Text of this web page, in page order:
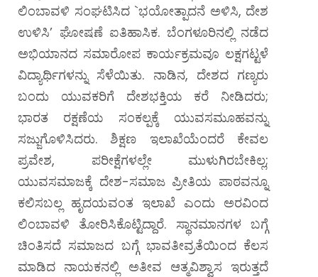
ಲಿಂಬಾವಳಿ ಸಂಘಟಿಸಿದ `ಭಯೋತ್ಪಾದನೆ ಅಳಿಸಿ, ದೇಶ
ಉಳಿಸಿ’ ಘೋಷಣೆ ಐತಿಹಾಸಿಕ. ಬೆಂಗಳೂರಿನಲ್ಲಿ ನಡೆದ
ಅಭಿಯಾನದ ಸಮಾರೋಪ ಕಾರ್ಯಕ್ರಮವೂ ಲಕ್ಷಗಟ್ಟಳೆ
ವಿದ್ಯಾರ್ಥಿಗಳನ್ನು ಸೆಳೆಯಿತು. ನಾಡಿನ, ದೇಶದ ಗಣ್ಯರು
ಬಂದು ಯುವಕರಿಗೆ ದೇಶಭಕ್ತಿಯ ಕರೆ ನೀಡಿದರು;
ಭಾರತ ರಕ್ಷಣೆಯ ಸಂಕಲ್ಪಕ್ಕೆ ಯುವಸಮೂಹವನ್ನು
ಸಜ್ಜುಗೊಳಿಸಿದರು. ಶಿಕ್ಷಣ ಇಲಾಖೆಯೆಂದರೆ ಕೇವಲ
ಪ್ರವೇಶ, ಪರೀಕ್ಷೆಗಳಲ್ಲೇ ಮುಳುಗಿರಬೇಕಿಲ್ಲ;
ಯುವಸಮಾಜಕ್ಕೆ ದೇಶ-ಸಮಾಜ ಪ್ರೀತಿಯ ಪಾಠವನ್ನೂ
ಕಲಿಸಬಲ್ಲ ಹೃದಯವಂತ ಇಲಾಖೆ ಎಂದು ಅರವಿಂದ
ಲಿಂಬಾವಳಿ ತೋರಿಸಿಕೊಟ್ಟಿದ್ದಾರೆ. ಸ್ಥಾನಮಾನಗಳ ಬಗ್ಗೆ
ಚಿಂತಿಸದೆ ಸಮಾಜದ ಬಗ್ಗೆ ಭಾವತೀವ್ರತೆಯಿಂದ ಕೆಲಸ
ಮಾಡಿದ ನಾಯಕನಲ್ಲಿ ಅತೀವ ಆತ್ಮವಿಶ್ವಾಸ ಇರುತ್ತದೆ